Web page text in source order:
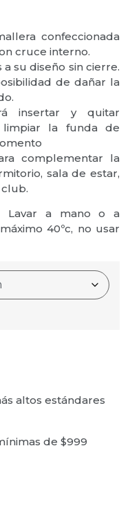
confeccionada
cruce interno.
a su diseño sin cierre.
de dañar la
insertar y quitar
la funda de
complementar la
sala de estar,
Lavar a mano o a
40ºc, no usar
altos estándares
de $999